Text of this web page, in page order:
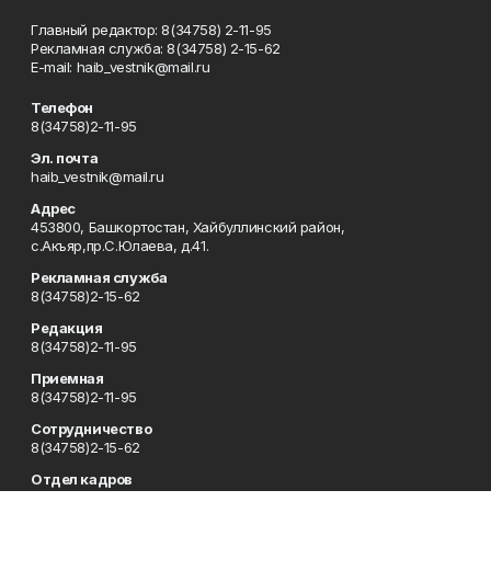
Главный редактор: 8(34758) 2-11-95
Рекламная служба: 8(34758) 2-15-62
Е-mаil: haib_vestnik@mail.ru
Телефон
8(34758)2-11-95
Эл. почта
haib_vestnik@mail.ru
Адрес
453800, Башкортостан, Хайбуллинский район,
с.Акъяр,пр.С.Юлаева, д.41.
Рекламная служба
8(34758)2-15-62
Редакция
8(34758)2-11-95
Приемная
8(34758)2-11-95
Сотрудничество
8(34758)2-15-62
Отдел кадров